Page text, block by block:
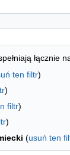
łącznie
ten filtr)
)
filtr)
)
(usuń ten